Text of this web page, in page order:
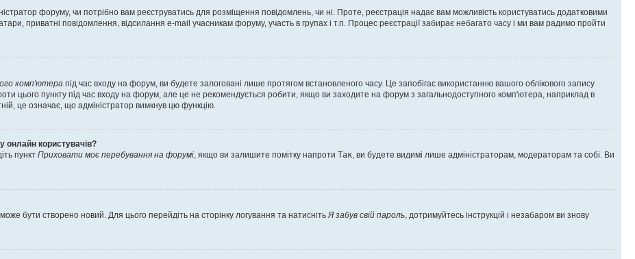
форуму, чи потрібно вам реєструватись для розміщення повідомлень, чи ні. Проте, реєстрація надає вам можливість користуватись додатковими
приватні повідомлення, відсилання e-mail учасникам форуму, участь в групах і т.п. Процес реєстрації забирає небагато часу і ми вам радимо пройти
комп'ютера під час входу на форум, ви будете залоговані лише протягом встановленого часу. Це запобігає використанню вашого облікового запису
цього пункту під час входу на форум, але це не рекомендується робити, якщо ви заходите на форум з загальнодоступного комп'ютера, наприклад в
це означає, що адміністратор вимкнув цю функцію.
онлайн користувачів?
пункт Приховати моє перебування на форумі, якщо ви залишите помітку напроти Так, ви будете видимі лише адміністраторам, модераторам та собі. Ви
бути створено новий. Для цього перейдіть на сторінку логування та натиснітьЯ забув свій пароль, дотримуйтесь інструкцій і незабаром ви знову